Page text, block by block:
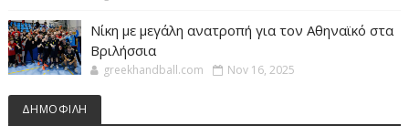
Νίκη με μεγάλη ανατροπή για τον Αθηναϊκό στα
Βριλήσσια
greekhandball.com Nov 16, 2025
ΔΗΜΟΦΙΛΗ